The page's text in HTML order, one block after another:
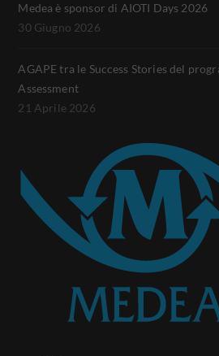
Medea è sponsor di AIOTI Days 2026
30 Giugno 2026
AGAPE tra le Success Stories del
Assessment
21 Aprile 2026